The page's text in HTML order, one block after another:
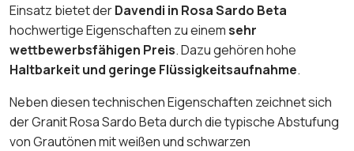
Einsatz bietet derDavendi in Rosa Sardo Beta
hochwertige Eigenschaften zu einemsehr
wettbewerbsfähigen Preis. Dazu gehören hohe
Haltbarkeit und geringe Flüssigkeitsaufnahme.
Neben diesen technischen Eigenschaften zeichnet sich
der Granit Rosa Sardo Beta durch die typische Abstufung
von Grautönen mit weißen und schwarzen